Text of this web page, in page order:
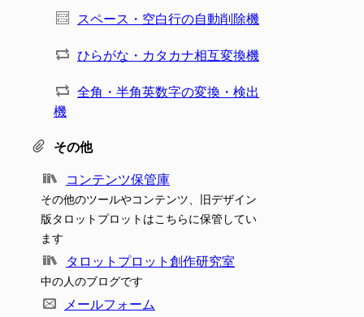
スペース・空白行の自動削除機
ひらがな・カタカナ相互変換機
全角・半角英数字の変換・検出
機
その他
コンテンツ保管庫
その他のツールやコンテンツ、旧デザイン
版タロットプロットはこちらに保管してい
ます
タロットプロット創作研究室
中の人のブログです
メールフォーム